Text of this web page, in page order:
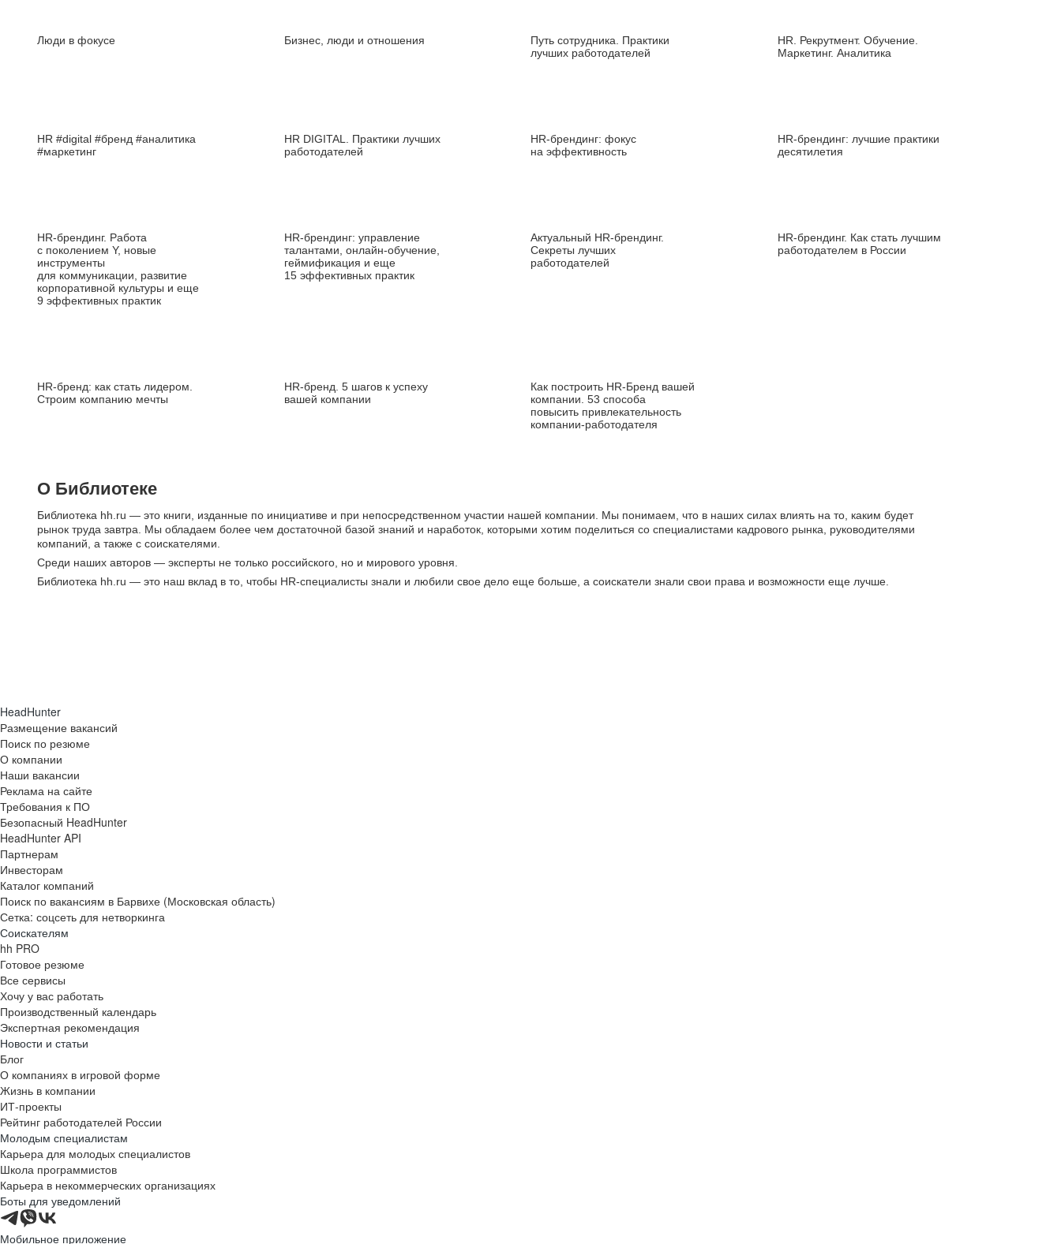
Люди в фокусе Бизнес, люди и отношения
Путь сотрудника. Практики
лучших работодателей
HR. Рекрутмент. Обучение.
Маркетинг. Аналитика
HR #digital #бренд #аналитика
#маркетинг
HR DIGITAL. Практики лучших
работодателей
HR‑брендинг: фокус
на эффективность
HR‑брендинг: лучшие практики
десятилетия
HR‑брендинг. Работа
с поколением Y, новые
инструменты
для коммуникации, развитие
корпоративной культуры и еще
9 эффективных практик
HR‑брендинг: управление
талантами, онлайн‑обучение,
геймификация и еще
15 эффективных практик
Актуальный HR‑брендинг.
Секреты лучших
работодателей
HR‑брендинг. Как стать лучшим
работодателем в России
HR‑бренд: как стать лидером.
Строим компанию мечты
HR‑бренд. 5 шагов к успеху
вашей компании
Как построить HR‑Бренд вашей
компании. 53 способа
повысить привлекательность
компании‑работодателя
О Библиотеке
Библиотека hh.ru — это книги, изданные по инициативе и при непосредственном участии нашей компании. Мы понимаем, что в наших силах влиять на то, каким будет
рынок труда завтра. Мы обладаем более чем достаточной базой знаний и наработок, которыми хотим поделиться со специалистами кадрового рынка, руководителями
компаний, а также с соискателями.
Среди наших авторов — эксперты не только российского, но и мирового уровня.
Библиотека hh.ru — это наш вклад в то, чтобы HR-специалисты знали и любили свое дело еще больше, а соискатели знали свои права и возможности еще лучше.
HeadHunter
Размещение вакансий
Поиск по резюме
О компании
Наши вакансии
Реклама на сайте
Требования к ПО
Безопасный HeadHunter
HeadHunter API
Партнерам
Инвесторам
Каталог компаний
Поиск по вакансиям в Барвихе (Московская область)
Сетка: соцсеть для нетворкинга
Соискателям
hh PRO
Готовое резюме
Все сервисы
Хочу у вас работать
Производственный календарь
Экспертная рекомендация
Новости и статьи
Блог
О компаниях в игровой форме
Жизнь в компании
ИТ-проекты
Рейтинг работодателей России
Молодым специалистам
Карьера для молодых специалистов
Школа программистов
Карьера в некоммерческих организациях
Боты для уведомлений
Мобильное приложение